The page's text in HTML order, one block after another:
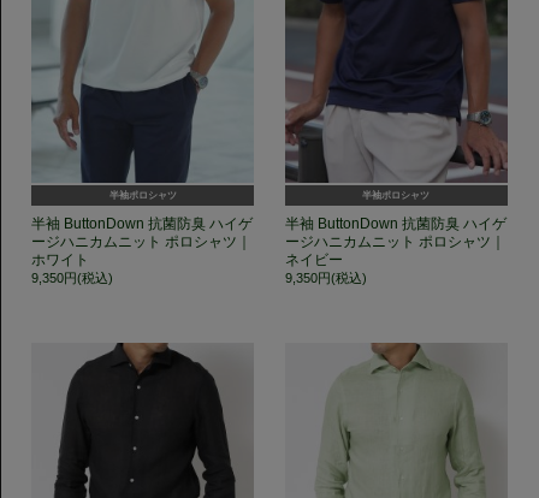
半袖ポロシャツ
半袖 ButtonDown 抗菌防臭 ハイゲ
ージハニカムニット ポロシャツ｜
ホワイト
9,350円(税込)
半袖ポロシャツ
半袖 ButtonDown 抗菌防臭 ハイゲ
ージハニカムニット ポロシャツ｜
ネイビー
9,350円(税込)